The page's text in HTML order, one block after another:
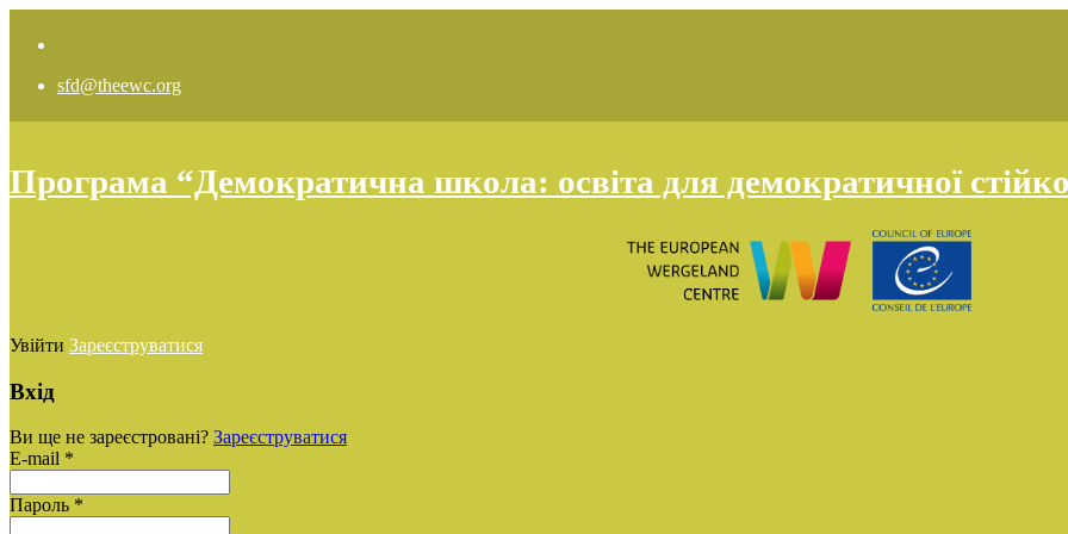
sfd@theewc.org
Програма “Демократична школа: освіта для демократичної
Увійти Зареєструватися
Вхід
Ви ще не зареєстровані? Зареєструватися
E-mail *
Пароль *